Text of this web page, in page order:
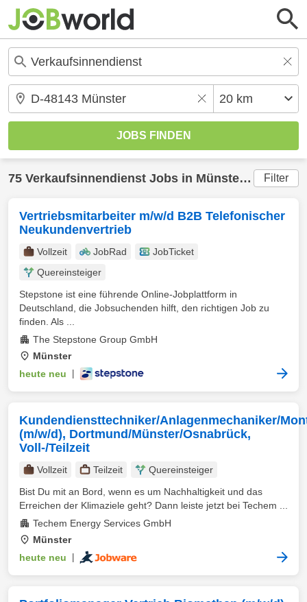
75 Verkaufsinnendienst Jobs in Münster (20 km)
Filter
Vertriebsmitarbeiter m/w/d B2B Telefonischer
Neukundenvertrieb
Vollzeit JobRad
JobTicket
Quereinsteiger
Stepstone ist eine führende Online-Jobplattform in
Deutschland, die Jobsuchenden hilft, den richtigen Job zu
finden. Als ...
The Stepstone Group GmbH
Münster
heute neu
Kundendiensttechniker/Anlagenmechaniker/
(m/w/d), Dortmund/Münster/Osnabrück,
Voll-/Teilzeit
Vollzeit Teilzeit
Quereinsteiger
Bist Du mit an Bord, wenn es um Nachhaltigkeit und das
Erreichen der Klimaziele geht? Dann leiste jetzt bei Techem ...
Techem Energy Services GmbH
Münster
heute neu